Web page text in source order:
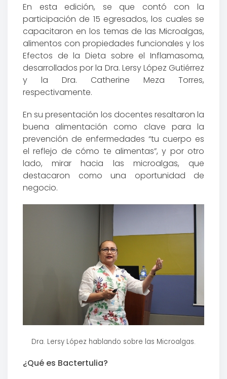
En esta edición, se que contó con la
participación de 15 egresados, los cuales se
capacitaron en los temas de las Microalgas,
alimentos con propiedades funcionales y los
Efectos de la Dieta sobre el Inflamasoma,
desarrollados por la Dra. Lersy López Gutiérrez
y la Dra. Catherine Meza Torres,
respectivamente.
En su presentación los docentes resaltaron la
buena alimentación como clave para la
prevención de enfermedades “tu cuerpo es
el reflejo de cómo te alimentas”, y por otro
lado, mirar hacia las microalgas, que
destacaron como una oportunidad de
negocio.
Dra. Lersy López hablando sobre las Microalgas.
¿Qué es Bactertulia?